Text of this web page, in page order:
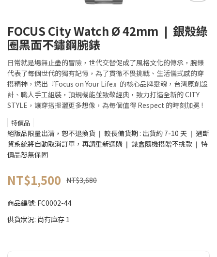
FOCUS City Watch Ø 42mm ❘ 銀殼綠
圈黑面不鏽鋼腕錶
日常就是場無止盡的冒險，世代交替促成了風格文化的傳承，腕錶
代表了每個世代的獨有記憶，為了貫徹不畏挑戰、生活儀式感的穿
搭精神，燃出『Focus on Your Life』的核心品牌靈魂，台灣原創設
計、職人手工組裝，頂規機能並致敬經典，致力打造全新的 CITY
STYLE，讓穿搭揮灑更多想像，為每個值得 Respect 的時刻加冕 !
特價品
絕版品限量出清，恕不退換貨 ❘ 較長備貨期 : 出貨約 7-10 天 ❘ 遇斷
貨系統將自動取消訂單，再請重新選購 ❘ 錶盒隨機搭贈不挑款 ❘ 特
價品恕無保固
NT$1,500 NT$3,680
商品編號: FC0002-44
供貨狀況: 尚有庫存 1